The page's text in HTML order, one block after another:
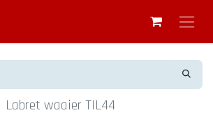
Labret waaier TIL44